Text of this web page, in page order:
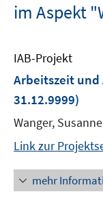
im Aspekt
IAB-Projekt
Arbeitszeit
31.12.9999)
Wanger,
Link zur
mehr